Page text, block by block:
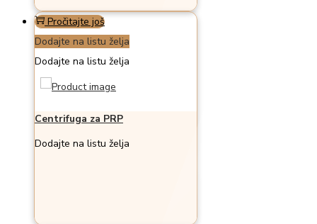
Pročitajte još
Dodajte na listu želja
Dodajte na listu želja
Centrifuga za PRP
Dodajte na listu želja